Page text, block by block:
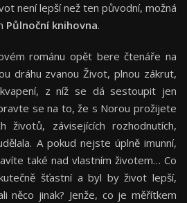
není lepší než ten původní, možná
Půlnoční knihovna.
románu opět bere čtenáře na
dráhu zvanou Život, plnou zákrut,
z níž se dá sestoupit jen
se na to, že s Norou prožijete
životů, závisejících rozhodnutích,
A pokud nejste úplně imunní,
také nad vlastním životem… Co
šťastní a byl by život lepší,
něco jinak? Jenže, co je měřítkem